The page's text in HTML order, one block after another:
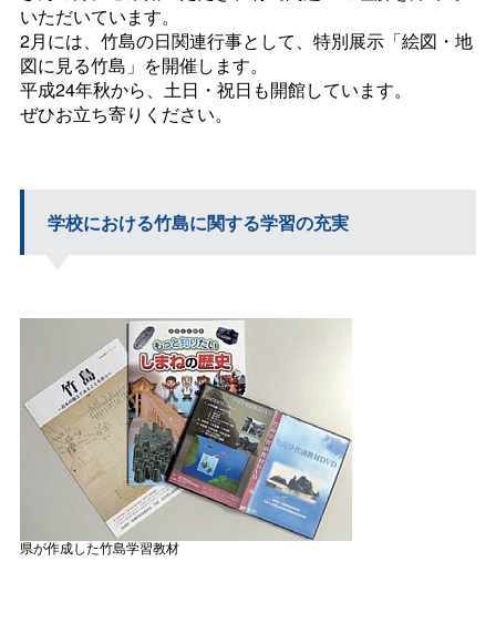
いただいています。
2月には、竹島の日関連行事として、特別展示「絵図・地
図に見る竹島」を開催します。
平成24年秋から、土日・祝日も開館しています。
ぜひお立ち寄りください。
学校における竹島に関する学習の充実
県が作成した竹島学習教材